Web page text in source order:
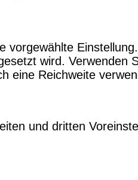
vorgewählte
wird. Verwenden
eine Reichweite
und dritten